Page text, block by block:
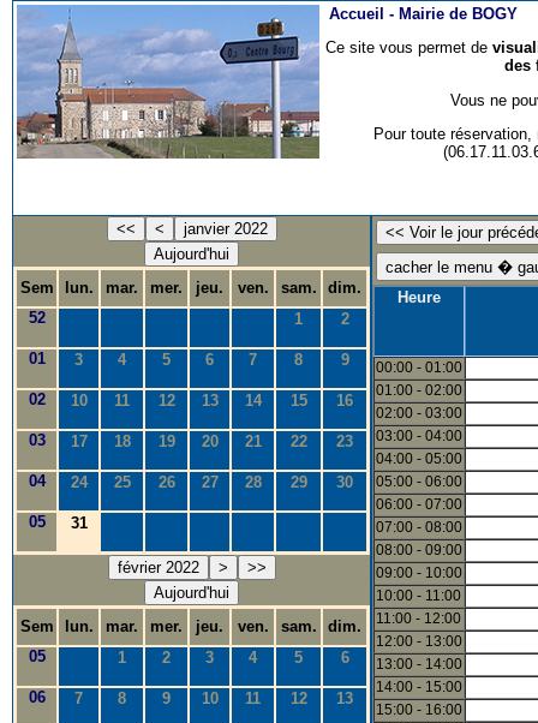
Accueil - Mairie de BOGY
Ce site vous permet de
des
Vous ne
Pour toute
<< <
janvier 2022
Aujourd'hui
Sem
lun. mar. mer. jeu. ven. sam.
dim.
52
1 2
01 3 4 5 6 7 8 9
02 10 11 12 13 14 15 16
03 17 18 19 20 21 22 23
04 24 25 26 27 28 29 30
05 31
février 2022 >
>>
Aujourd'hui
Sem
lun. mar. mer. jeu. ven. sam.
dim.
05
1 2 3 4 5 6
06 7 8 9 10 11 12 13
Heure
00:00 - 01:00
01:00 - 02:00
02:00 - 03:00
03:00 - 04:00
04:00 - 05:00
05:00 - 06:00
06:00 - 07:00
07:00 - 08:00
08:00 - 09:00
09:00 - 10:00
10:00 - 11:00
11:00 - 12:00
12:00 - 13:00
13:00 - 14:00
14:00 - 15:00
15:00 - 16:00